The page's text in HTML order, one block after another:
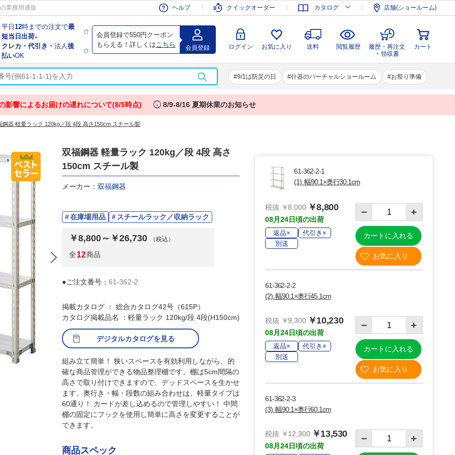
業務用通販 ヘルプ クイックオーダー カタログ 店舗(ショールーム)
平日12時までの注文で最
短当日出荷※
クレカ・代引き・法人後
払いOK
会員登録で550円クーポン
もらえる！詳しくは こちら 会員登録 ログイン お気に入り 送料 閲覧履歴
履歴・再注文
・領収書
カート
9/1は防災の日 什器のバーチャルショールーム お祭り準備
会員登録 ログイン お気に入り 送料 閲覧履歴
履歴・再注文
・領収書
カート
影響によるお届けの遅れについて(8/5時点) info 8/9-8/16 夏期休業のお知らせ
鋼器 軽量ラック 120kg／段 4段 高さ150cm スチール製
(1)W90.1×D30.1cm
双福鋼器 軽量ラック 120kg／段 4段 高さ
150cm スチール製
メーカー： 双福鋼器
在庫場用品 スチールラック／収納ラック
￥8,800～￥26,730 （税込）
全12商品
●ご注文番号： 61-362-2
掲載カタログ ： 総合カタログ42号（615P）
デジタルカタログを見る
カタログ掲載品名 ：軽量ラック 120kg/段 4段(H150cm)
組み立て簡単！ 狭いスペースを有効利用しながら、的
確な商品管理ができる物品整理棚です。棚は5cm間隔の
高さで取り付けできますので、デッドスペースを生かせ
ます。奥行き・幅・段数の組み合わせは、軽量タイプは
60通り！ カードが差し込めるので管理しやすい！ 中間
棚の固定にフックを使用し簡単に高さを変更することが
できます。
商品スペック
61-362-2-1
(1). 幅90.1×奥行30.1cm
税抜 ￥8,000 ￥8,800
08月24日頃の出荷
返品×
代引き×
別送
カートに入れる
61-362-2-2
(2). 幅90.1×奥行45.1cm
税抜 ￥9,300 ￥10,230
08月24日頃の出荷
返品×
代引き×
別送
カートに入れる
61-362-2-3
(3). 幅90.1×奥行60.1cm
税抜 ￥12,300 ￥13,530
08月24日頃の出荷